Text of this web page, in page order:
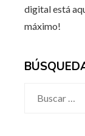
digital está
máximo!